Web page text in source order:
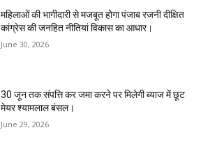
महिलाओं की भागीदारी से मजबूत होगा पंजाब रजनी दीक्षित
कांग्रेस की जनहित नीतियां विकास का आधार।
June 30, 2026
30 जून तक संपत्ति कर जमा करने पर मिलेगी ब्याज में छूट
मेयर श्यामलाल बंसल।
June 29, 2026